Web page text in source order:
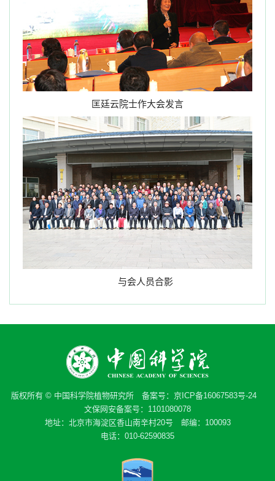
匡廷云院士作大会发言
与会人员合影
版权所有 © 中国科学院植物研究所 备案号： 京ICP备16067583号-24
文保网安备案号：1101080078
地址：北京市海淀区香山南辛村20号 邮编：100093
电话：010-62590835